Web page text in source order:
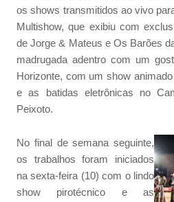
os shows transmitidos ao vivo
Multishow, que exibiu com
de Jorge & Mateus e Os Barões
madrugada adentro com um
Horizonte, com um show
e as batidas eletrônicas no
Peixoto.
No final de semana seguinte,
os trabalhos foram iniciados
na sexta-feira (10) com o lindo
show pirotécnico e as